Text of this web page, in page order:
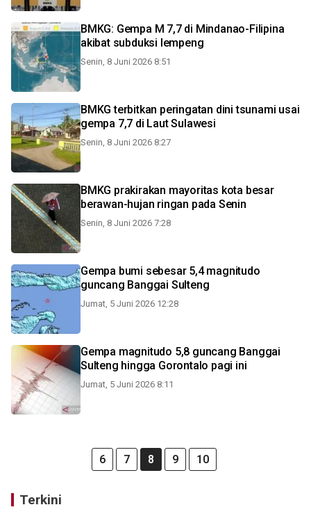
BMKG: Gempa M 7,7 di Mindanao-Filipina
akibat subduksi lempeng
Senin, 8 Juni 2026 8:51
BMKG terbitkan peringatan dini tsunami usai
gempa 7,7 di Laut Sulawesi
Senin, 8 Juni 2026 8:27
BMKG prakirakan mayoritas kota besar
berawan-hujan ringan pada Senin
Senin, 8 Juni 2026 7:28
Gempa bumi sebesar 5,4 magnitudo
guncang Banggai Sulteng
Jumat, 5 Juni 2026 12:28
Gempa magnitudo 5,8 guncang Banggai
Sulteng hingga Gorontalo pagi ini
Jumat, 5 Juni 2026 8:11
6 7 8 9 10
Terkini